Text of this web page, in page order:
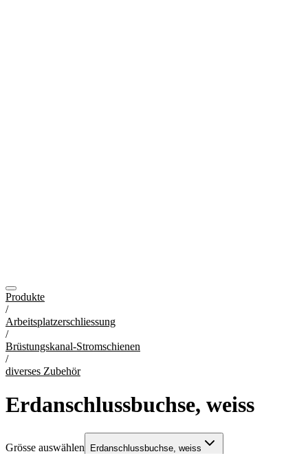
Produkte
/
Arbeitsplatzerschliessung
/
Brüstungskanal-Stromschienen
/
diverses Zubehör
Erdanschlussbuchse, weiss
Grösse auswählen Erdanschlussbuchse, weiss